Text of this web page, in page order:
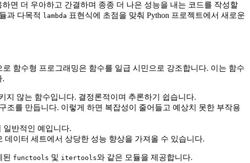
면 더 우아하고 간결하며 종종 더 나은 성능을 내는 코드를 작성할
과 다목적 lambda 표현식에 초점을 맞춰 Python 프로젝트에서 새로운
함수형 프로그래밍은 함수를 일급 시민으로 강조합니다. 이는 함수
.
지 않는 함수입니다. 결정론적이며 추론하기 쉽습니다.
를 만듭니다. 이렇게 하면 복잡성이 줄어들고 예상치 못한 부작용
일반적인 예입니다.
이터 세트에서 상당한 성능 향상을 가져올 수 있습니다.
functools 및 itertools와 같은 모듈을 제공합니다.